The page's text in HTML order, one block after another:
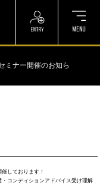
ミナー開催のお知ら
しております！
コンディションアドバイス受け理解